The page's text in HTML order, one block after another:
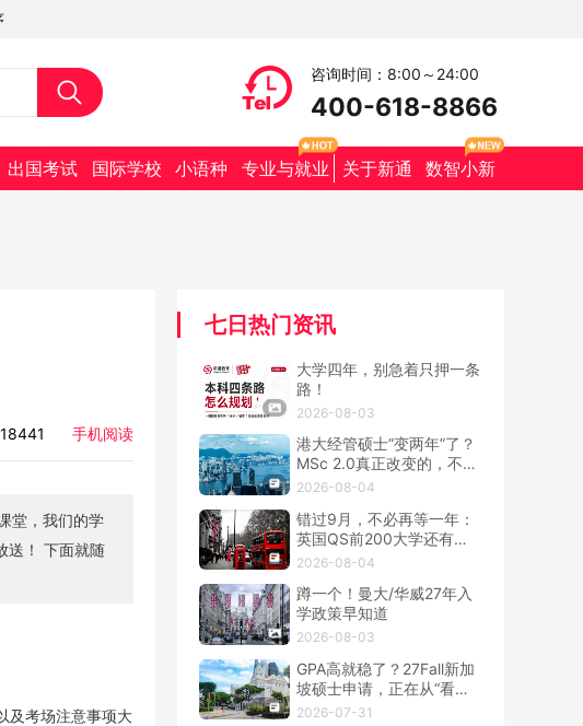
咨询时间：8:00～24:00
400-618-8866
出国考试 国际学校 小语种 专业与就业 关于新通 数智小新
手机阅读
就随
及考场注意事项大
七日热门资讯
大学四年，别急着只押一条
路！
2026-08-03
港大经管硕士“变两年”了？
MSc 2.0真正改变的，不只
是学制
2026-08-04
错过9月，不必再等一年：
英国QS前200大学还有春
季硕士！
2026-08-04
蹲一个！曼大/华威27年入
学政策早知道
2026-08-03
GPA高就稳了？27Fall新加
坡硕士申请，正在从“看
分”转向“看整套证据”
2026-07-31